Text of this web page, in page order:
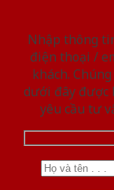
Nhập thông
điện thoại /
khách.
dưới đây được
yêu cầu tư